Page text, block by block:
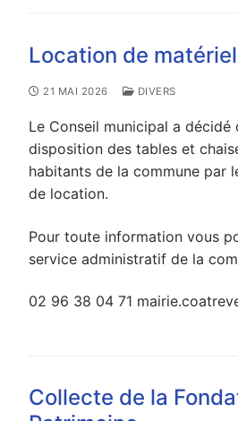
Location de
21 MAI 2026 DIVERS
Le Conseil municipal a décidé
disposition des tables et
habitants de la commune par
de location.
Pour toute information vous
service administratif de la
02 96 38 04 71
Collecte de la